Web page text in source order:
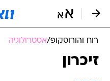
רוח והורוסקופ/אסטרולוגיה
זיכרון